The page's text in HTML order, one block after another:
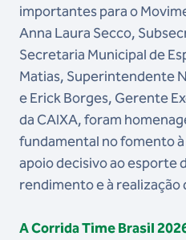
importantes para o
Anna Laura Secco,
Secretaria Municipal de
Matias, Superintendente
e Erick Borges, Gerente
da CAIXA, foram
fundamental no fomento
apoio decisivo ao esporte
rendimento e à realização
A Corrida Time Brasil